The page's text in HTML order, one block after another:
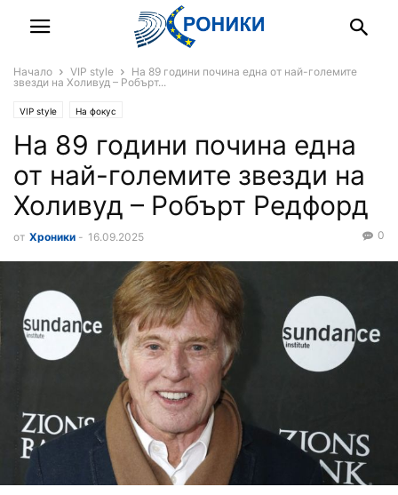
Начало VIP style
На 89 години почина една от най-големите
звезди на Холивуд – Робърт...
VIP style На фокус
На 89 години почина една
от най-големите звезди на
Холивуд – Робърт Редфорд
от Хроники - 16.09.2025 0